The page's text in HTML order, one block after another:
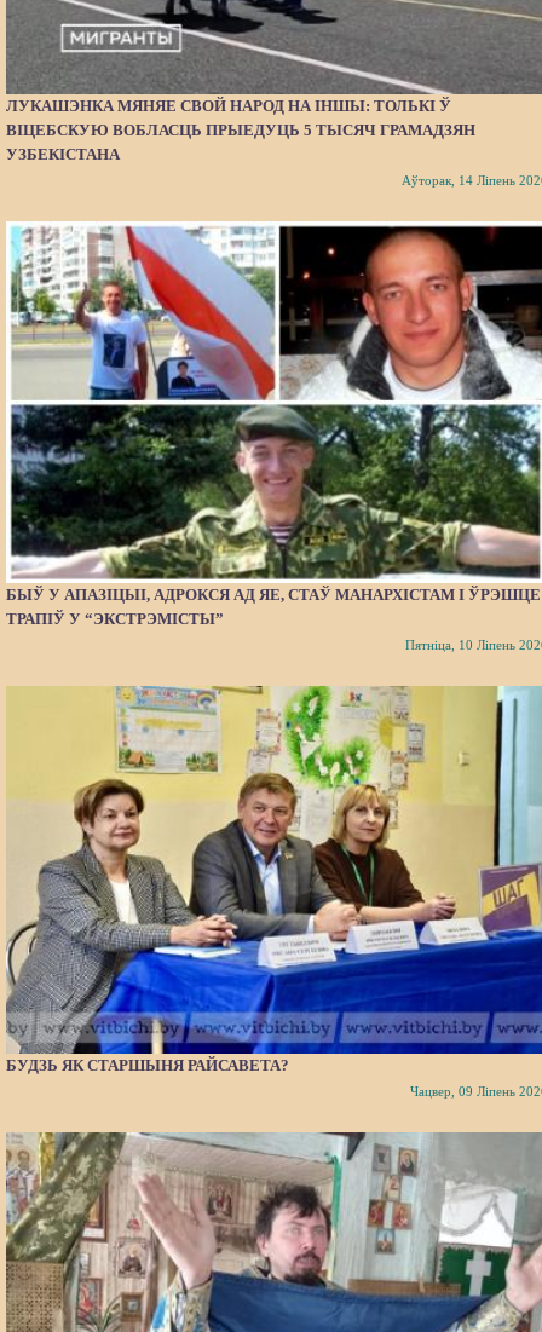
ЛУКАШЭНКА МЯНЯЕ СВОЙ НАРОД НА ІНШЫ: ТОЛЬКІ Ў
ВІЦЕБСКУЮ ВОБЛАСЦЬ ПРЫЕДУЦЬ 5 ТЫСЯЧ ГРАМАДЗЯН
УЗБЕКІСТАНА
Аўторак, 14 Ліпень
БЫЎ У АПАЗІЦЫІ, АДРОКСЯ АД ЯЕ, СТАЎ МАНАРХІСТАМ І ЎРЭШЦЕ
ТРАПІЎ У “ЭКСТРЭМІСТЫ”
Пятніца, 10 Ліпень
БУДЗЬ ЯК СТАРШЫНЯ РАЙСАВЕТА?
Чацвер, 09 Ліпень